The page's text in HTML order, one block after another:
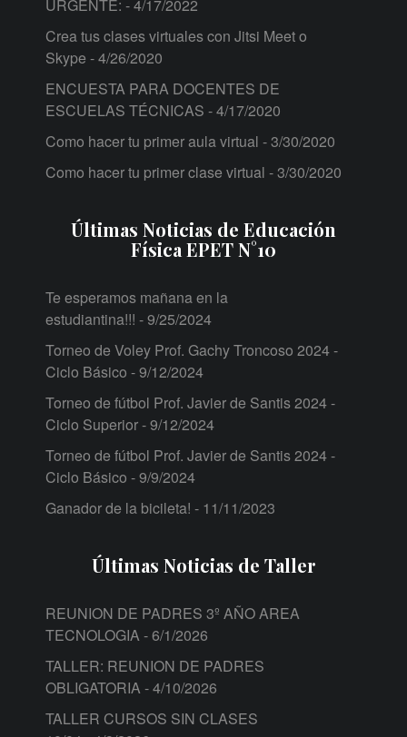
URGENTE: - 4/17/2022
Crea tus clases virtuales con Jitsi Meet o
Skype - 4/26/2020
ENCUESTA PARA DOCENTES DE
ESCUELAS TÉCNICAS - 4/17/2020
Como hacer tu primer aula virtual - 3/30/2020
Como hacer tu primer clase virtual - 3/30/2020
Últimas Noticias de Educación
Física EPET N°10
Te esperamos mañana en la
estudiantina!!! - 9/25/2024
Torneo de Voley Prof. Gachy Troncoso 2024 -
Ciclo Básico - 9/12/2024
Torneo de fútbol Prof. Javier de Santis 2024 -
Ciclo Superior- 9/12/2024
Torneo de fútbol Prof. Javier de Santis 2024 -
Ciclo Básico - 9/9/2024
Ganador de la bicileta! - 11/11/2023
Últimas Noticias de Taller
REUNION DE PADRES 3º AÑO AREA
TECNOLOGIA- 6/1/2026
TALLER: REUNION DE PADRES
OBLIGATORIA- 4/10/2026
TALLER CURSOS SIN CLASES